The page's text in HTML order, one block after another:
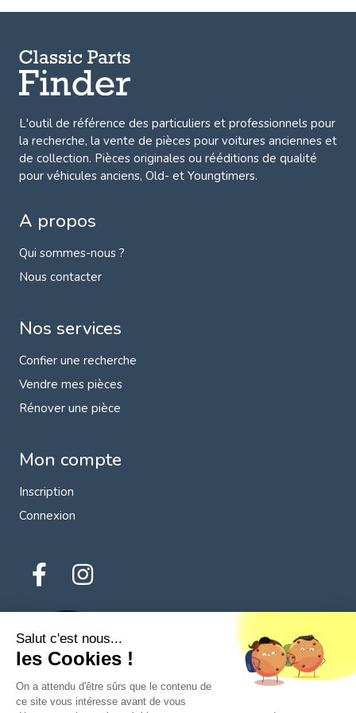
L'outil de référence des particuliers et professionnels pour
la recherche, la vente de pièces pour voitures anciennes et
de collection. Pièces originales ou rééditions de qualité
pour véhicules anciens, Old- et Youngtimers.
A propos
Qui sommes-nous ?
Nous contacter
Nos services
Confier une recherche
Vendre mes pièces
Rénover une pièce
Mon compte
Inscription
Connexion
Salut c'est nous...
les Cookies !
On a attendu d'être sûrs que le contenu de
ce site vous intéresse avant de vous